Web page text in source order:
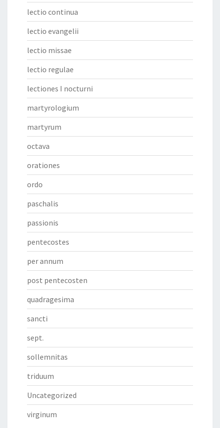
lectio continua
lectio evangelii
lectio missae
lectio regulae
lectiones I nocturni
martyrologium
martyrum
octava
orationes
ordo
paschalis
passionis
pentecostes
per annum
post pentecosten
quadragesima
sancti
sept.
sollemnitas
triduum
Uncategorized
virginum